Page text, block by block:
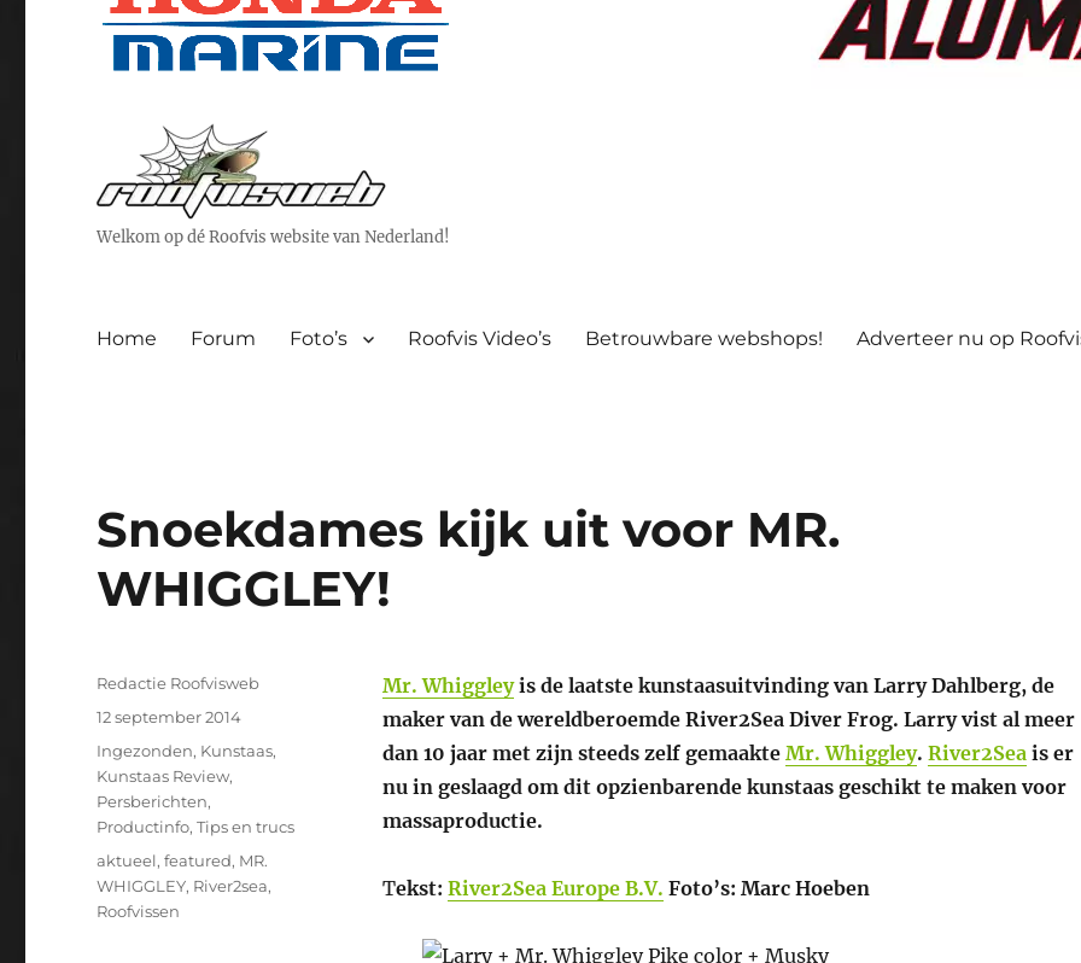
Welkom op dé Roofvis website van Nederland!
Home Forum Foto’s Roofvis Video’s Betrouwbare webshops! Adverteer nu op
Snoekdames kijk uit voor MR.
WHIGGLEY!
Mr. Whiggleyis de laatste kunstaasuitvinding van Larry Dahlberg, de
maker van de wereldberoemde River2Sea Diver Frog. Larry vist al meer
dan 10 jaar met zijn steeds zelf gemaakte Mr. Whiggley. River2Sea is er
nu in geslaagd om dit opzienbarende kunstaas geschikt te maken voor
massaproductie.
Tekst: River2Sea Europe B.V. Foto’s: Marc Hoeben
Auteur
Redactie Roofvisweb
Geplaatst
12 september 2014
Categorieën
Ingezonden, Kunstaas,
Kunstaas Review,
Persberichten,
Productinfo,Tips en trucs
Tags
aktueel,featured, MR.
WHIGGLEY, River2sea,
Roofvissen